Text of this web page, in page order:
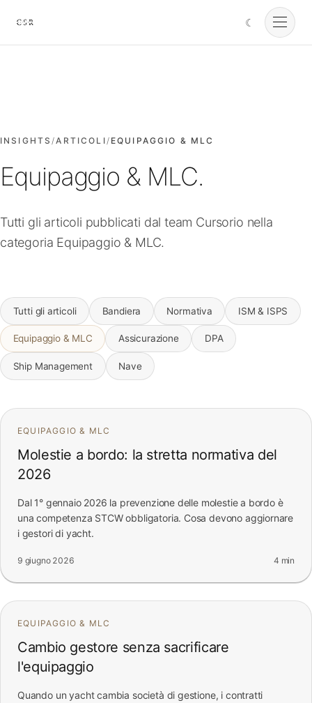
Cursorio
☾
Cursorio Manager
Strumenti
Insights
FAQ
Contatti
INSIGHTS/ARTICOLI/ EQUIPAGGIO & MLC
Equipaggio & MLC.
Tutti gli articoli pubblicati dal team Cursorio nella
categoria Equipaggio & MLC.
Tutti gli articoli Bandiera Normativa ISM & ISPS
Equipaggio & MLC Assicurazione DPA
Ship Management Nave
EQUIPAGGIO & MLC
Molestie a bordo: la stretta normativa del
2026
Dal 1° gennaio 2026 la prevenzione delle molestie a bordo è
una competenza STCW obbligatoria. Cosa devono aggiornare
i gestori di yacht.
9 giugno 2026 4 min
EQUIPAGGIO & MLC
Cambio gestore senza sacrificare
l'equipaggio
Quando un yacht cambia società di gestione, i contratti